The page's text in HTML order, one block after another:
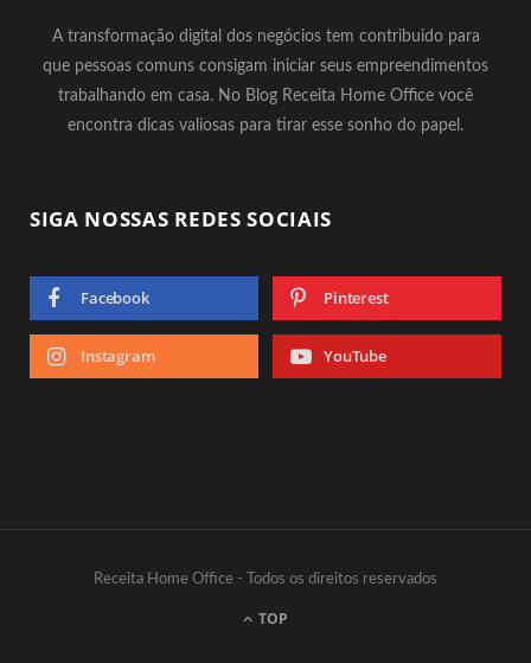
A transformação digital dos negócios tem contribuido para
que pessoas comuns consigam iniciar seus empreendimentos
trabalhando em casa. No Blog Receita Home Office você
encontra dicas valiosas para tirar esse sonho do papel.
SIGA NOSSAS REDES SOCIAIS
Facebook Pinterest
Instagram YouTube
Receita Home Office - Todos os direitos reservados
TOP